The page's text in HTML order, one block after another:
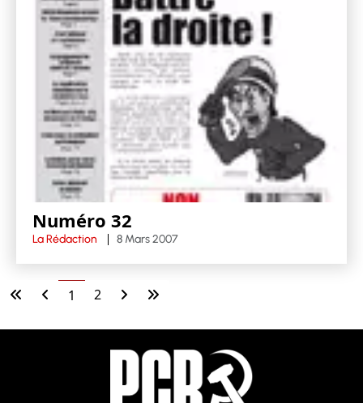
Numéro 32
La Rédaction 8 Mars 2007
1 2